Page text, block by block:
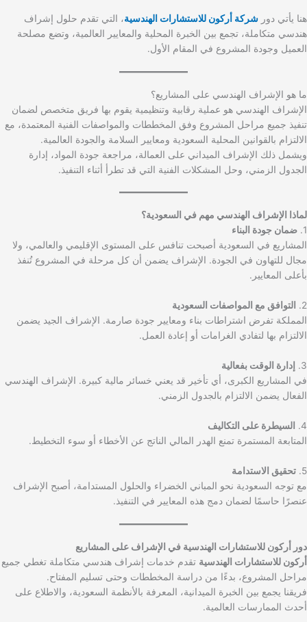
هنا يأتي دور شركة أركون للاستشارات الهندسية، التي تقدم حلول إشراف
هندسي متكاملة، تجمع بين الخبرة المحلية والمعايير العالمية، وتضع مصلحة
العميل وجودة المشروع في المقام الأول.
ما هو الإشراف الهندسي على المشاريع؟
الإشراف الهندسي هو عملية رقابية وتنظيمية يقوم بها فريق متخصص لضمان
تنفيذ جميع مراحل المشروع وفق المخططات والمواصفات الفنية المعتمدة، مع
الالتزام بالقوانين المحلية السعودية ومعايير السلامة والجودة العالمية.
ويشمل ذلك الإشراف الميداني على العمالة، مراجعة جودة المواد، إدارة
الجدول الزمني، وحل المشكلات الفنية التي قد تطرأ أثناء التنفيذ.
لماذا الإشراف الهندسي مهم في السعودية؟
1. ضمان جودة البناء
المشاريع في السعودية أصبحت تنافس على المستوى الإقليمي والعالمي، ولا
مجال للتهاون في الجودة. الإشراف يضمن أن كل مرحلة في المشروع تُنفذ
بأعلى المعايير.
2.
التوافق مع المواصفات السعودية
المملكة تفرض اشتراطات بناء ومعايير جودة صارمة. الإشراف الجيد يضمن
الالتزام بها لتفادي الغرامات أو إعادة العمل.
3.
إدارة الوقت بفعالية
في المشاريع الكبرى، أي تأخير قد يعني خسائر مالية كبيرة. الإشراف الهندسي
الفعال يضمن الالتزام بالجدول الزمني.
4.
السيطرة على التكاليف
المتابعة المستمرة تمنع الهدر المالي الناتج عن الأخطاء أو سوء التخطيط.
5. تحقيق الاستدامة
مع توجه السعودية نحو المباني الخضراء والحلول المستدامة، أصبح الإشراف
عنصرًا حاسمًا لضمان دمج هذه المعايير في التنفيذ.
دور أركون للاستشارات الهندسية في الإشراف على المشاريع
أركون للاستشارات الهندسية تقدم خدمات إشراف هندسي متكاملة تغطي جميع
مراحل المشروع، بدءًا من دراسة المخططات وحتى تسليم المفتاح.
فريقنا يجمع بين الخبرة الميدانية، المعرفة بالأنظمة السعودية، والاطلاع على
أحدث الممارسات العالمية.